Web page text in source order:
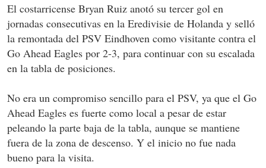
El costarricense Bryan Ruiz anotó su tercer gol en
jornadas consecutivas en la Eredivisie de Holanda y selló
la remontada del PSV Eindhoven como visitante contra el
Go Ahead Eagles por 2-3, para continuar con su escalada
en la tabla de posiciones.
No era un compromiso sencillo para el PSV, ya que el Go
Ahead Eagles es fuerte como local a pesar de estar
peleando la parte baja de la tabla, aunque se mantiene
fuera de la zona de descenso. Y el inicio no fue nada
bueno para la visita.